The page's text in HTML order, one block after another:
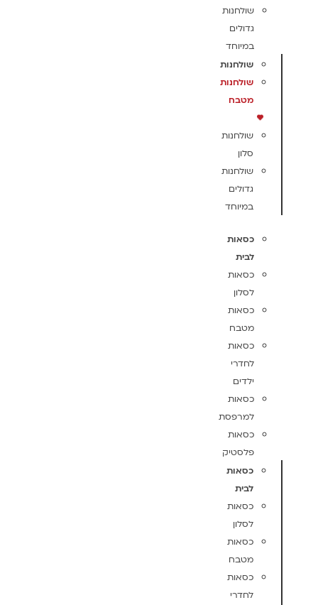
שולחנות
גדולים
במיוחד
שולחנות
שולחנות
מטבח
שולחנות
סלון
שולחנות
גדולים
במיוחד
כסאות
לבית
כסאות
לסלון
כסאות
מטבח
כסאות
לחדרי
ילדים
כסאות
למרפסת
כסאות
פלסטיק
כסאות
לבית
כסאות
לסלון
כסאות
מטבח
כסאות
לחדרי